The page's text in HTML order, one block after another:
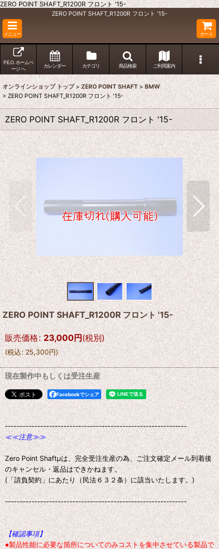
ZERO POINT SHAFT_R1200R フロント '15-
ZERO POINT SHAFT_R1200R フロント '15-
メニュー カート
P.E.O. ホームペ
ージ へ
カレンダー カテゴリ 商品検索 ご利用案内
オンラインショップ トップ > ZERO POINT SHAFT > BMW
> ZERO POINT SHAFT_R1200R フロント '15-
ZERO POINT SHAFT_R1200R フロント '15-
ZERO POINT SHAFT_R1200R フロント '15-
販売価格: 23,000円(税別)
(税込: 25,300円)
現在製作中もしくは受注生産
Facebookでシェア
--------------------------------------------------------------
≪≪注意≫≫
Zero Point Shaftμは、完全受注生産の為、ご注文確定メール到着後
のキャンセル・返品はできかねます。
(「請負契約」にあたり（民法６３２条）に該当いたします。)
--------------------------------------------------------------
【確認事項】
●製品性能に必要な箇所についてのみコストを集中させている製品で